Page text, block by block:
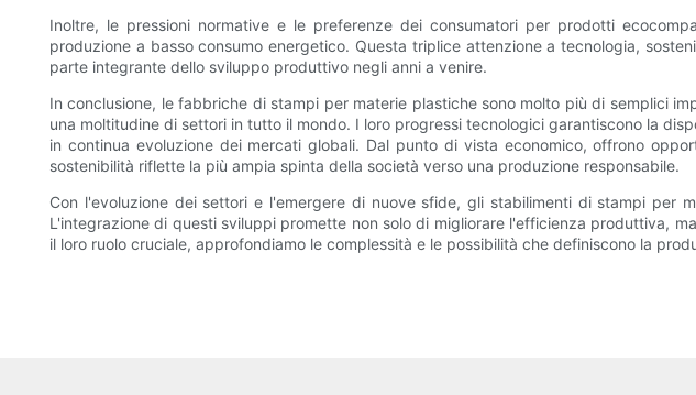
Inoltre, le pressioni normative e le preferenze dei consumatori per prodotti
produzione a basso consumo energetico. Questa triplice attenzione a tecnologia,
parte integrante dello sviluppo produttivo negli anni a venire.
In conclusione, le fabbriche di stampi per materie plastiche sono molto più di semplici
una moltitudine di settori in tutto il mondo. I loro progressi tecnologici garantiscono la
in continua evoluzione dei mercati globali. Dal punto di vista economico, offrono
sostenibilità riflette la più ampia spinta della società verso una produzione responsabile.
Con l'evoluzione dei settori e l'emergere di nuove sfide, gli stabilimenti di stampi per
L'integrazione di questi sviluppi promette non solo di migliorare l'efficienza produttiva,
il loro ruolo cruciale, approfondiamo le complessità e le possibilità che definiscono la